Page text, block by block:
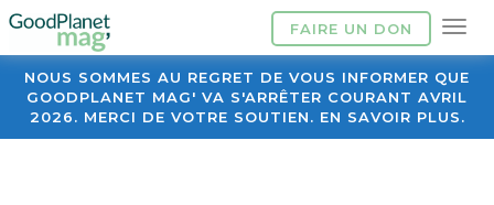
FAIRE UN DON
NOUS SOMMES AU REGRET DE VOUS INFORMER QUE
GOODPLANET MAG' VA S'ARRÊTER COURANT AVRIL
2026. MERCI DE VOTRE SOUTIEN. EN SAVOIR PLUS.